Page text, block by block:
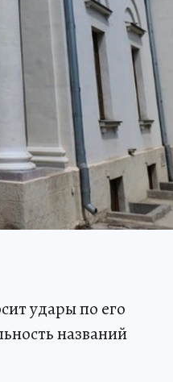
удары по его
названий